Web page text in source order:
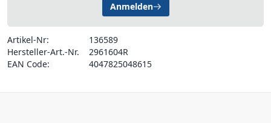
Anmelden
Artikel-Nr:
136589
Hersteller-Art.-Nr.
2961604R
EAN Code:
4047825048615